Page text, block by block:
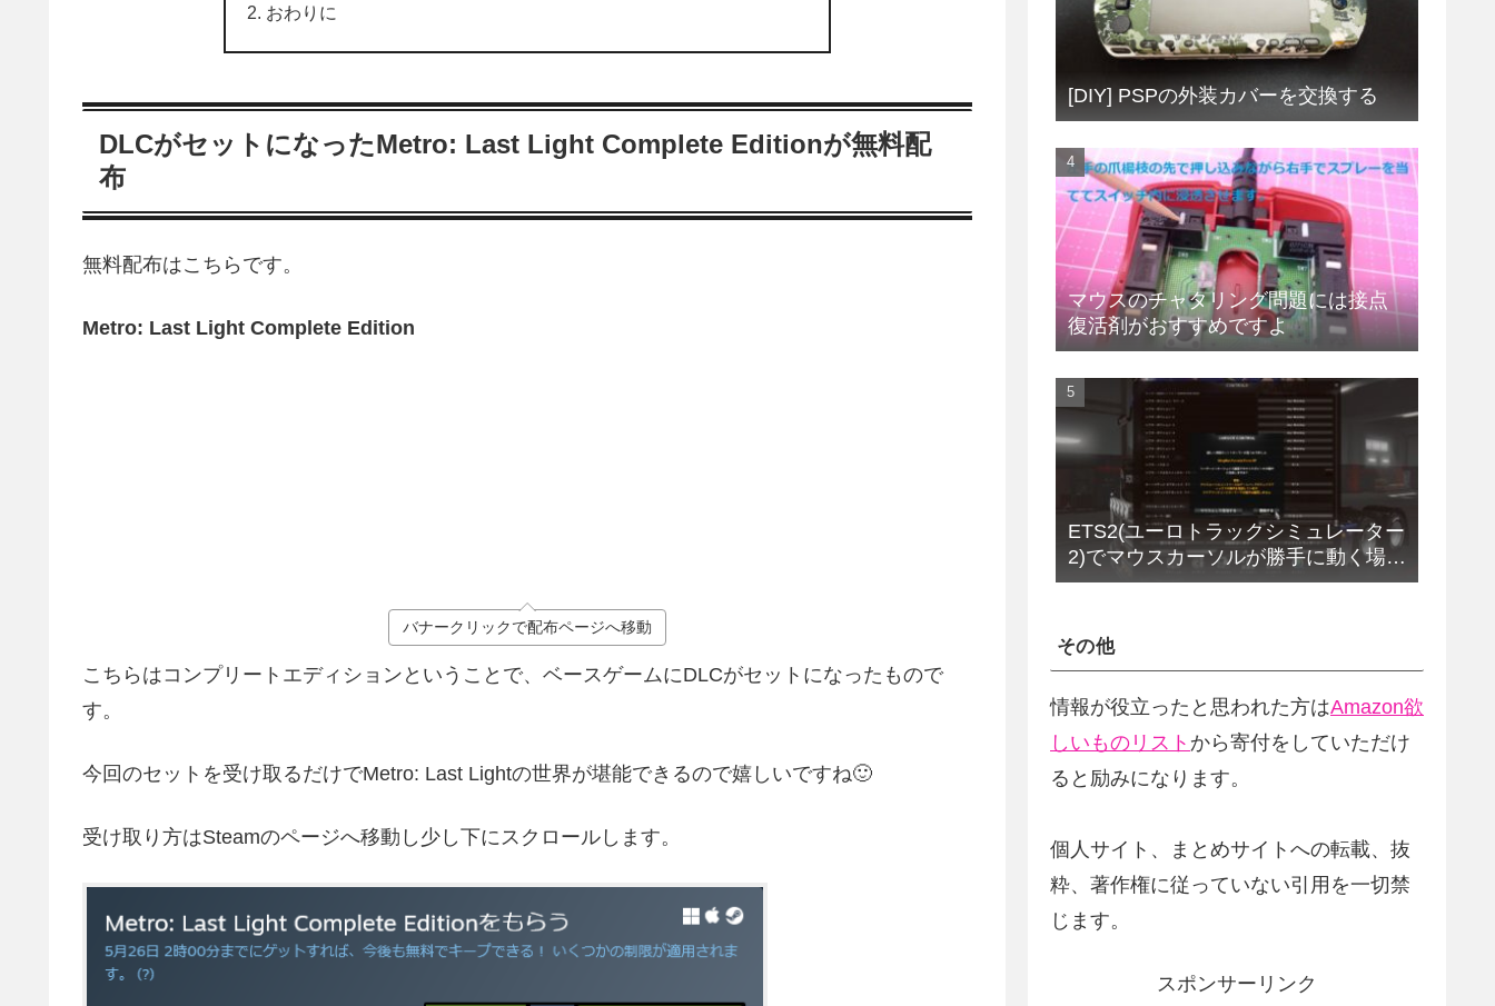
おわりに
DLCがセットになったMetro: Last Light Complete Editionが無料配
布
無料配布はこちらです。
Metro: Last Light Complete Edition
バナークリックで配布ページへ移動
こちらはコンプリートエディションということで、ベースゲームにDLCがセットになったもので
す。
今回のセットを受け取るだけでMetro: Last Lightの世界が堪能できるので嬉しいですね🙂
受け取り方はSteamのページへ移動し少し下にスクロールします。
[DIY] PSPの外装カバーを交換する
マウスのチャタリング問題には接点
復活剤がおすすめですよ
ETS2(ユーロトラックシミュレーター
2)でマウスカーソルが勝手に動く場合
の解決法(改定版)
その他
情報が役立ったと思われた方はAmazon欲
しいものリスト から寄付をしていただけ
ると励みになります。
個人サイト、まとめサイトへの転載、抜
粋、著作権に従っていない引用を一切禁
じます。
スポンサーリンク